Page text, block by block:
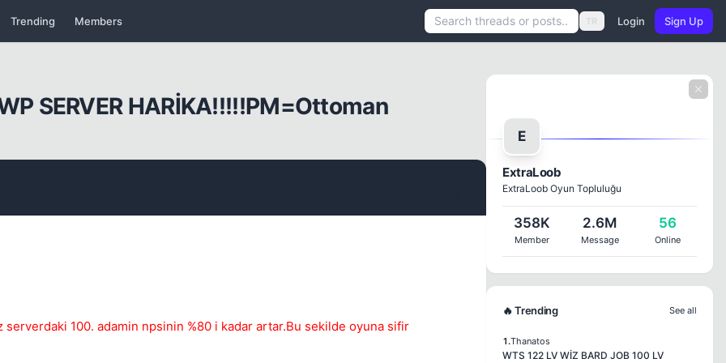
Trending Members TR Login Sign Up
SERVER HARİKA!!!!!PM=Ottoman
100. adamin npsinin %80 i kadar artar.Bu sekilde oyuna sifir
E
ExtraLoob
ExtraLoob Oyun Topluluğu
358K
Member
2.6M
Message
56
Online
🔥 Trending See all
1.Thanatos
WTS 122 LV WİZ BARD JOB 100 LV